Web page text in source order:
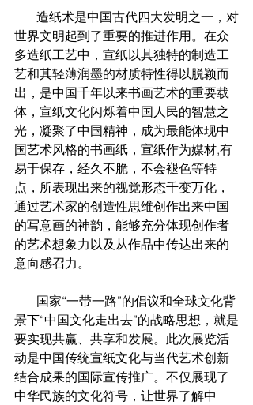
世界文明起到了重要的推进作用。在众
多造纸工艺中，宣纸以其独特的制造工
艺和其轻薄润墨的材质特性得以脱颖而
出，是中国千年以来书画艺术的重要载
体，宣纸文化闪烁着中国人民的智慧之
光，凝聚了中国精神，成为最能体现中
国艺术风格的书画纸，宣纸作为媒材,有
易于保存，经久不脆，不会褪色等特
点，所表现出来的视觉形态千变万化，
通过艺术家的创造性思维创作出来中国
的写意画的神韵，能够充分体现创作者
的艺术想象力以及从作品中传达出来的
意向感召力。
景下“中国文化走出去”的战略思想，就是
要实现共赢、共享和发展。此次展览活
动是中国传统宣纸文化与当代艺术创新
结合成果的国际宣传推广。不仅展现了
中华民族的文化符号，让世界了解中